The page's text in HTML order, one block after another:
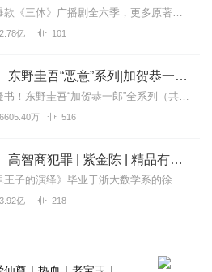
欢迎来到年度爆款《三体》广播剧全六季，更多原著细节，全集畅听！【购买须知】1、本作品为付费广播剧《三体（全六季）》，定价198元，购买成功后即可收听。VIP会员...
2.78亿 101
【白夜剧场】东野圭吾“恶意”系列|加贺恭一郎全11部
订阅评论抽悬疑书！东野圭吾“加贺恭一郎”全系列（共11部）11.30正式上线白夜剧场，第一部《祈祷落幕时》率先发布！即日起～12.20日24点前，专辑评论点赞...
6605.40万 516
【白夜剧场】高智商犯罪 | 紫金陈 | 精品有声剧
案情简介《逻辑王子的演绎》毕业于浙大数学系的徐策在本科期间就有“逻辑王子”的美誉，他关于数理逻辑的论文多次上过刊物。其后拿到全额奖学金，赴美国加州大学获心理学博...
3.92亿 218